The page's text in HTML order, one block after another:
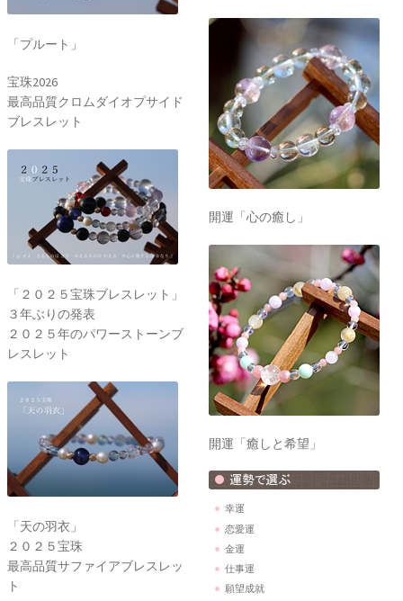
「プルート」
宝珠2026
最高品質クロムダイオプサイド
ブレスレット
「２０２５宝珠ブレスレット」
３年ぶりの発表
２０２５年のパワーストーンブ
レスレット
「天の羽衣」
２０２５宝珠
最高品質サファイアブレスレッ
ト
開運「心の癒し」
開運「癒しと希望」
幸運
恋愛運
金運
仕事運
願望成就